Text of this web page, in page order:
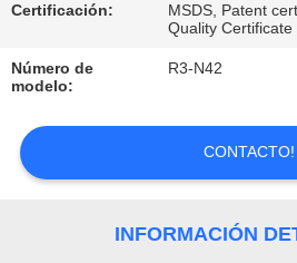
ÉNTRENOS
EN
CONTACTO
CON
Certificación:
MSDS, Patent
Quality Certificate
Número de
modelo:
R3-N42
CONTACTO!
INFORMACIÓN